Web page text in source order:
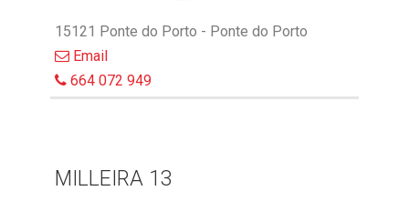
15121 Ponte do Porto - Ponte do Porto
Email
664 072 949
MILLEIRA 13